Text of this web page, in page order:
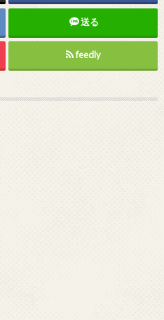
送る
feedly